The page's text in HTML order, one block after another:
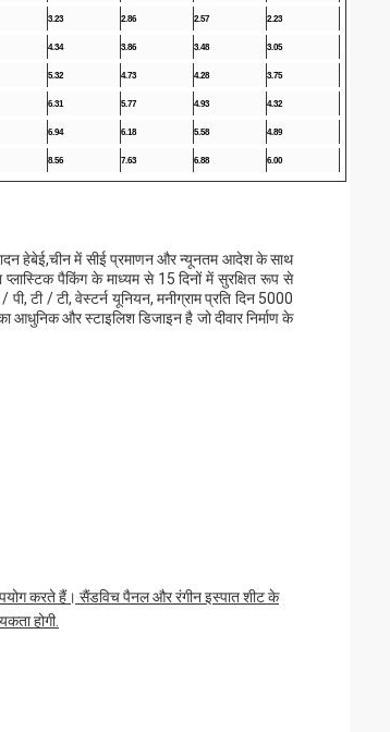
3.23 2.86 2.57 2.23
4.34 3.86 3.48 3.05
5.32 4.73 4.28 3.75
6.31 5.77 4.93 4.32
6.94 6.18 5.58 4.89
8.56 7.63 6.88 6.00
हेबेई,चीन में सीई प्रमाणन और न्यूनतम आदेश के साथ
पैकिंग के माध्यम से 15 दिनों में सुरक्षित रूप से
टी / टी, वेस्टर्न यूनियन, मनीग्राम प्रति दिन 5000
आधुनिक और स्टाइलिश डिजाइन है जो दीवार निर्माण के
करते हैं। सैंडविच पैनल और रंगीन इस्पात शीट के
होगी.